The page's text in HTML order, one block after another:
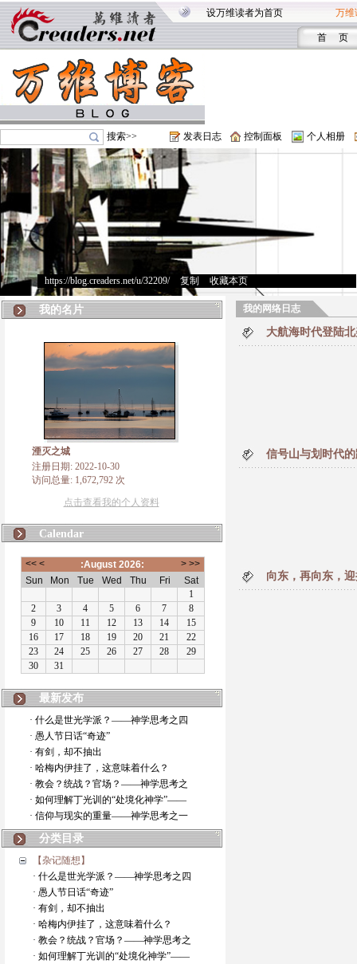
设万维读者为首页 万维
首 页
搜索>> 发表日志 控制面板 个人相册
https://blog.creaders.net/u/32209/> 复制 收藏本页
我的名片
湮灭之城
注册日期: 2022-10-30
访问总量: 1,672,792 次
点击查看我的个人资料
Calendar
最新发布
· 什么是世光学派？——神学思考之四
· 愚人节日话“奇迹”
· 有剑，却不抽出
· 哈梅内伊挂了，这意味着什么？
· 教会？统战？官场？——神学思考之
· 如何理解丁光训的“处境化神学”——
· 信仰与现实的重量——神学思考之一
分类目录
【杂记随想】
· 什么是世光学派？——神学思考之四
· 愚人节日话“奇迹”
· 有剑，却不抽出
· 哈梅内伊挂了，这意味着什么？
· 教会？统战？官场？——神学思考之
· 如何理解丁光训的“处境化神学”——
我的网络日志
大航海时代登陆
信号山与划时代
向东，再向东，